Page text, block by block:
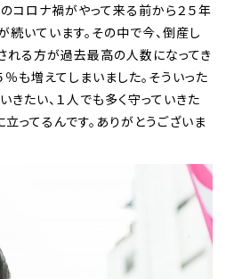
のコロナ禍がやって来る前から２５年
続いています。その中で今、倒産し
れる方が過去最高の人数になってき
も増えてしまいました。そういった
きたい、１人でも多く守っていきた
ってるんです。ありがとうございま